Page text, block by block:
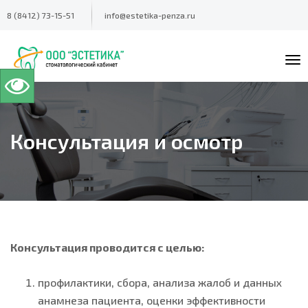
8 (8412) 73-15-51 info@estetika-penza.ru
Консультация и осмотр
Консультация проводится с целью:
профилактики, сбора, анализа жалоб и данных
анамнеза пациента, оценки эффективности